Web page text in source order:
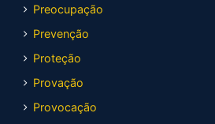
Preocupação
Prevenção
Proteção
Provação
Provocação